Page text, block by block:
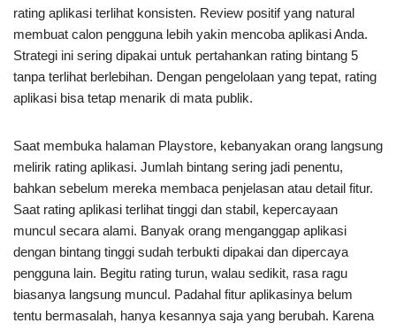
rating aplikasi terlihat konsisten. Review positif yang natural
membuat calon pengguna lebih yakin mencoba aplikasi Anda.
Strategi ini sering dipakai untuk pertahankan rating bintang 5
tanpa terlihat berlebihan. Dengan pengelolaan yang tepat, rating
aplikasi bisa tetap menarik di mata publik.
Saat membuka halaman Playstore, kebanyakan orang langsung
melirik rating aplikasi. Jumlah bintang sering jadi penentu,
bahkan sebelum mereka membaca penjelasan atau detail fitur.
Saat rating aplikasi terlihat tinggi dan stabil, kepercayaan
muncul secara alami. Banyak orang menganggap aplikasi
dengan bintang tinggi sudah terbukti dipakai dan dipercaya
pengguna lain. Begitu rating turun, walau sedikit, rasa ragu
biasanya langsung muncul. Padahal fitur aplikasinya belum
tentu bermasalah, hanya kesannya saja yang berubah. Karena